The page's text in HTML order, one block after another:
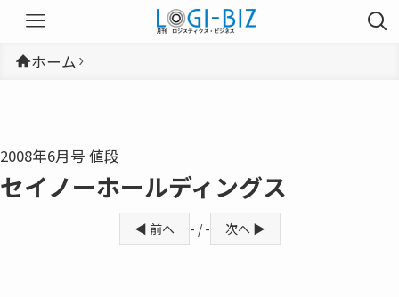
ホーム
2008年6月号 値段
セイノーホールディングス
◀ 前へ - / - 次へ ▶